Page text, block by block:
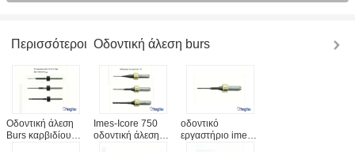
Περισσότεροι Οδοντική άλεση burs
Οδοντική άλεση
Burs καρβιδίου
Imes-Icore 750
οδοντική άλεση
οδοντικό
εργαστήριο imes-